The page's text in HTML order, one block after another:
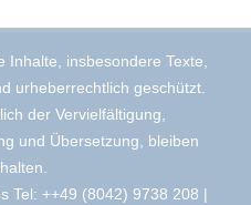
insbesondere Texte,
urheberrechtlich geschützt.
der Vervielfältigung,
und Übersetzung, bleiben
Tel: ++49 (8042) 9738 208 |